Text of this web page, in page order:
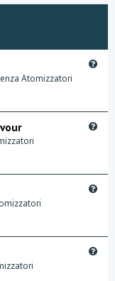
Atomizzatori